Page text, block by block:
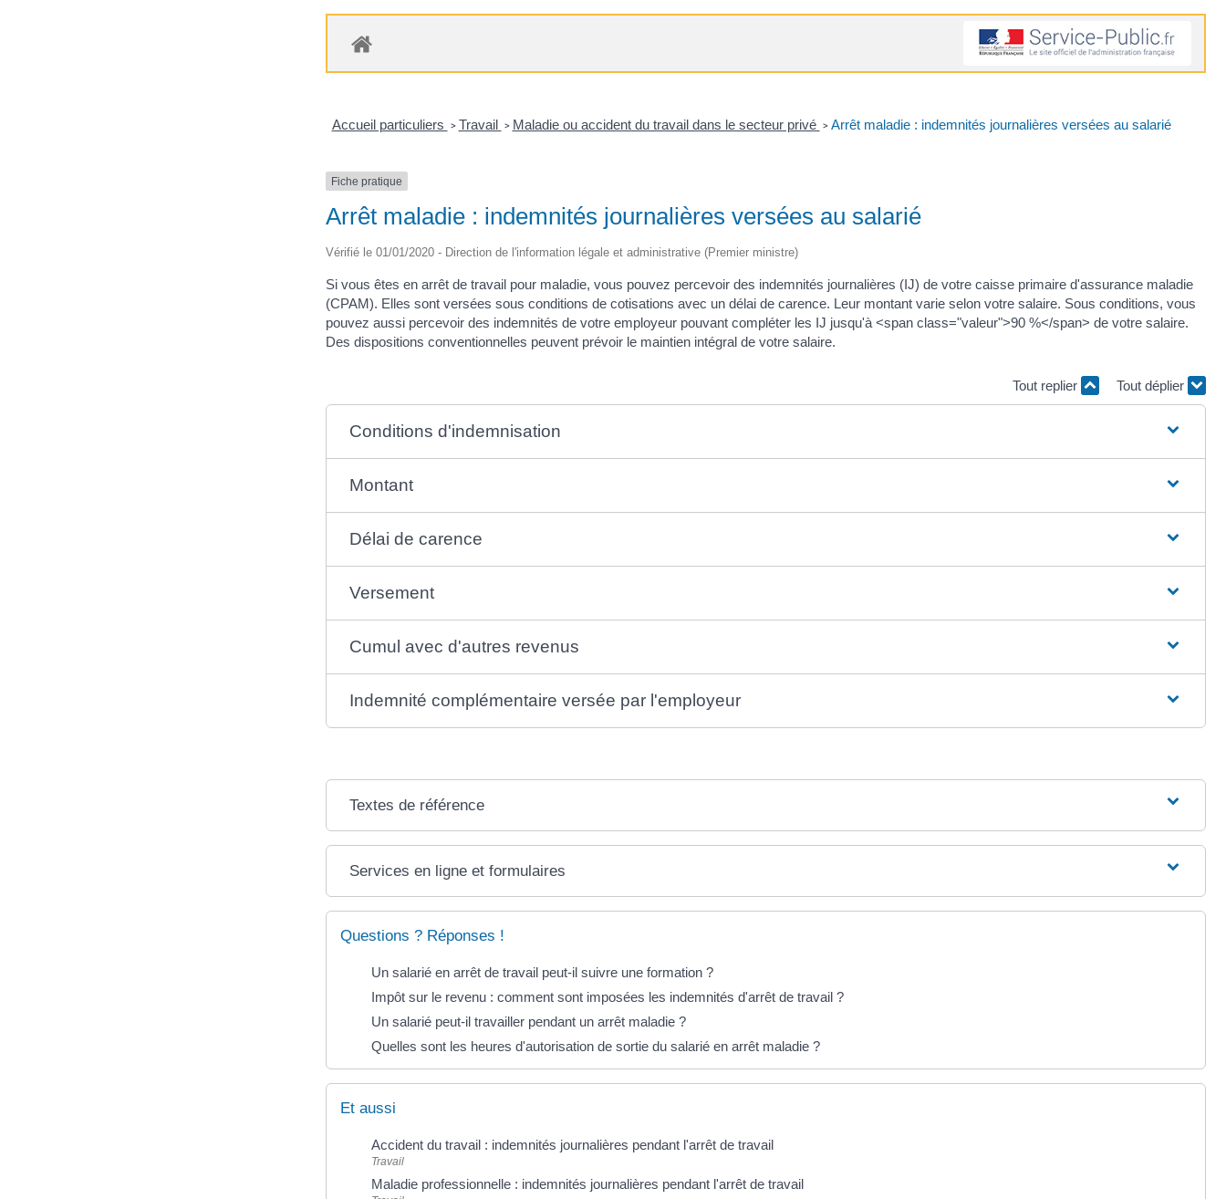
Accueil particuliers > Travail > Maladie ou accident du travail dans le secteur privé > Arrêt maladie : indemnités journalières versées au salarié
Fiche pratique
Arrêt maladie : indemnités journalières versées au salarié
Vérifié le 01/01/2020 - Direction de l'information légale et administrative (Premier ministre)
Si vous êtes en arrêt de travail pour maladie, vous pouvez percevoir des indemnités journalières (IJ) de votre caisse primaire d'assurance maladie
(CPAM). Elles sont versées sous conditions de cotisations avec un délai de carence. Leur montant varie selon votre salaire. Sous conditions, vous
pouvez aussi percevoir des indemnités de votre employeur pouvant compléter les IJ jusqu'à <span class="valeur">90 %</span> de votre salaire.
Des dispositions conventionnelles peuvent prévoir le maintien intégral de votre salaire.
Tout replier Tout déplier
Conditions d'indemnisation
Montant
Délai de carence
Versement
Cumul avec d'autres revenus
Indemnité complémentaire versée par l'employeur
Textes de référence
Services en ligne et formulaires
Questions ? Réponses !
Un salarié en arrêt de travail peut-il suivre une formation ?
Impôt sur le revenu : comment sont imposées les indemnités d'arrêt de travail ?
Un salarié peut-il travailler pendant un arrêt maladie ?
Quelles sont les heures d'autorisation de sortie du salarié en arrêt maladie ?
Et aussi
Accident du travail : indemnités journalières pendant l'arrêt de travail
Travail
Maladie professionnelle : indemnités journalières pendant l'arrêt de travail